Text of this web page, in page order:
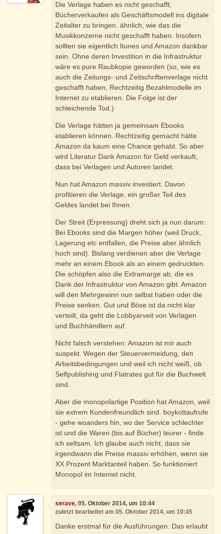
Die Verlage haben es nicht geschafft,
Bücherverkaufen als Geschäftsmodell ins digitale
Zeitalter zu bringen. ähnlich, wie das die
Musikkonzerne nicht geschafft haben. Insofern
sollten sie eigentlich Itunes und Amazon dankbar
sein. Ohne deren Investition in die Infrastruktur
wäre es pure Raubkopie geworden (so, wie es
auch die Zeitungs- und Zeitschriftenverlage nicht
geschafft haben, Rechtzeitig Bezahlmodelle im
Internet zu etablieren. Die Folge ist der
schleichende Tod.)
Die Verlage hätten ja gemeinsam Ebooks
etablieren können. Rechtzeitig gemacht hätte
Amazon da kaum eine Chance gehabt. So aber
wird Literatur Dank Amazon für Geld verkauft,
dass bei Verlagen und Autoren landet.
Nun hat Amazon massiv investiert. Davon
profitieren die Verlage, ein großer Teil des
Geldes landet bei Ihnen.
Der Streit (Erpressung) dreht sich ja nun darum:
Bei Ebooks sind die Margen höher (weil Druck,
Lagerung etc entfallen, die Preise aber ähnlich
hoch sind). Bislang verdienen aber die Verlage
mehr an einem Ebook als an einem gedruckten.
Die schöpfen also die Extramarge ab, die es
Dank der Infrastruktur von Amazon gibt. Amazon
will den Mehrgewinn nun selbst haben oder die
Preise senken. Gut und Böse ist da nicht klar
verteilt, da geht die Lobbyarveit von Verlagen
und Buchhändlern auf.
Nicht falsch verstehen: Amazon ist mir auch
suspekt. Wegen der Steuervermeidung, den
Arbeitsbedingungen und weil ich nicht weiß, ob
Selfpublishing und Flatrates gut für die Buchwelt
sind.
Aber die monopolartige Position hat Amazon, weil
sie extrem Kundenfreundlich sind. boykottaufrufe
- gehe woanders hin, wo der Service schlechter
ist und die Waren (bis auf Bücher) teurer - finde
ich seltsam. Ich glaube auch nicht, dass sie
irgendwann die Preise massiv erhöhen, wenn sie
XX Prozent Marktanteil haben. So funktioniert
Monopol im Internet nicht.
serave, 05. Oktober 2014, um 10:44
zuletzt bearbeitet am 05. Oktober 2014, um 10:45
Danke erstmal für die Ausführungen. Das erlaubt